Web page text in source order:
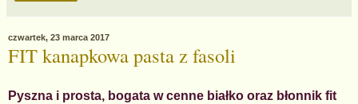
czwartek, 23 marca 2017
FIT kanapkowa pasta z fasoli
Pyszna i prosta, bogata w cenne białko oraz błonnik fit